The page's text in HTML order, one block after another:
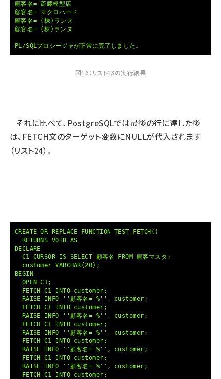
顧客名= 斎藤模型店
顧客名= マクロハード
顧客名= (株)ランヌ
顧客名= (株)ランヌ
PL/SQLプロシージャが正常に完了しました。
図16：リスト23の実行結果
それに比べて、PostgreSQLでは最後の行に達した後
は、FETCH文のターゲット変数にNULLが代入されます
（リスト24）。
CREATE OR REPLACE FUNCTION TEST_FETCH()
RETURNS VOID AS '
DECLARE
C1 CURSOR IS SELECT 顧客名 FROM 顧客マスタ;
customer VARCHAR(20);
BEGIN
OPEN C1;
FETCH C1 INTO customer;
RAISE INFO ''顧客名= %'', customer;
FETCH C1 INTO customer;
RAISE INFO ''顧客名= %'', customer;
FETCH C1 INTO customer;
RAISE INFO ''顧客名= %'', customer;
FETCH C1 INTO customer;
RAISE INFO ''顧客名= %'', customer;
FETCH C1 INTO customer;
RAISE INFO ''顧客名= %'', customer;
FETCH C1 INTO customer;